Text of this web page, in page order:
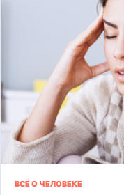
ВСЁ О ЧЕЛОВЕКЕ